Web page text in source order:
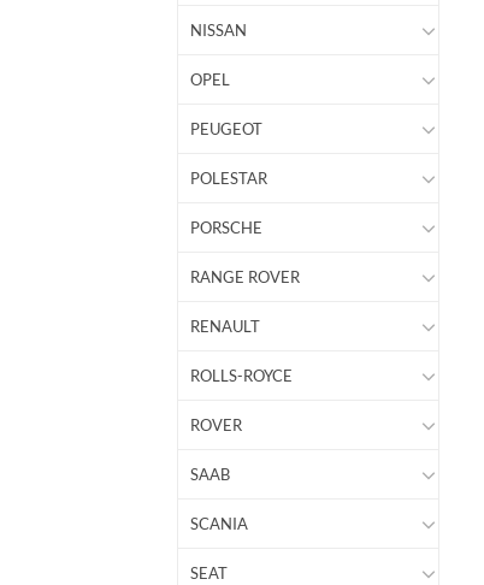
NISSAN
OPEL
PEUGEOT
POLESTAR
PORSCHE
RANGE ROVER
RENAULT
ROLLS-ROYCE
ROVER
SAAB
SCANIA
SEAT